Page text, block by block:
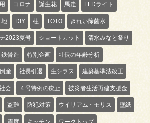
コロナ 誕生花 馬走 LEDライト
地 DIY 柱 TOTO きれい除菌水
2023夏号 ショートカット 清水みなと祭り
鉄骨造 特別企画 社長の年齢分析
産 社長引退 生シラス 建築基準法改正
会 ４号特例の廃止 被災者生活再建支援金
盗難 防犯対策 ウイリアム・モリス 壁紙